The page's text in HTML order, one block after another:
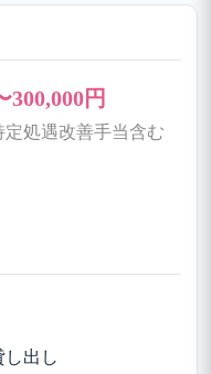
300,000円
処遇改善手当含む
し出し